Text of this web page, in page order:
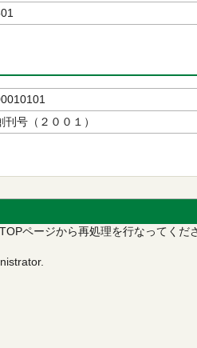
刊号（２００１）
TOPページから再処理を行なってくだ